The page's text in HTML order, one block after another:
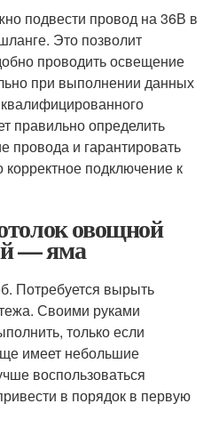
подвести провод на 36В в
Это позволит
проводить освещение
при выполнении данных
правильно определить
провода и гарантировать
корректное подключение к
овощной
— яма
Потребуется вырыть
Своими руками
только если
имеет небольшие
воспользоваться
в порядок в первую